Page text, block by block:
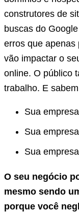
construtores de
buscas do
erros que apenas
vão impactar o
online. O público
trabalho. E
Sua
Sua
Sua
O seu negócio
mesmo sendo
porque você